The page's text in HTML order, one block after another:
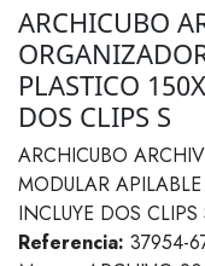
ARCHICUBO
PLASTICO
DOS CLIPS S
ARCHICUBO
MODULAR
INCLUYE DOS CLIPS
Referencia: 37954-